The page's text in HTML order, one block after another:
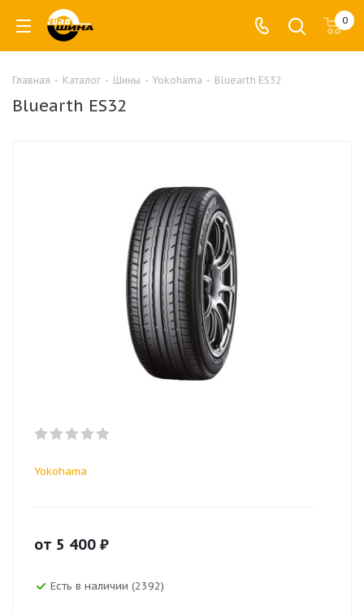
0
Главная - Каталог - Шины - Yokohama - Bluearth ES32
Bluearth ES32
Yokohama
от 5 400 ₽
Есть в наличии (2392)